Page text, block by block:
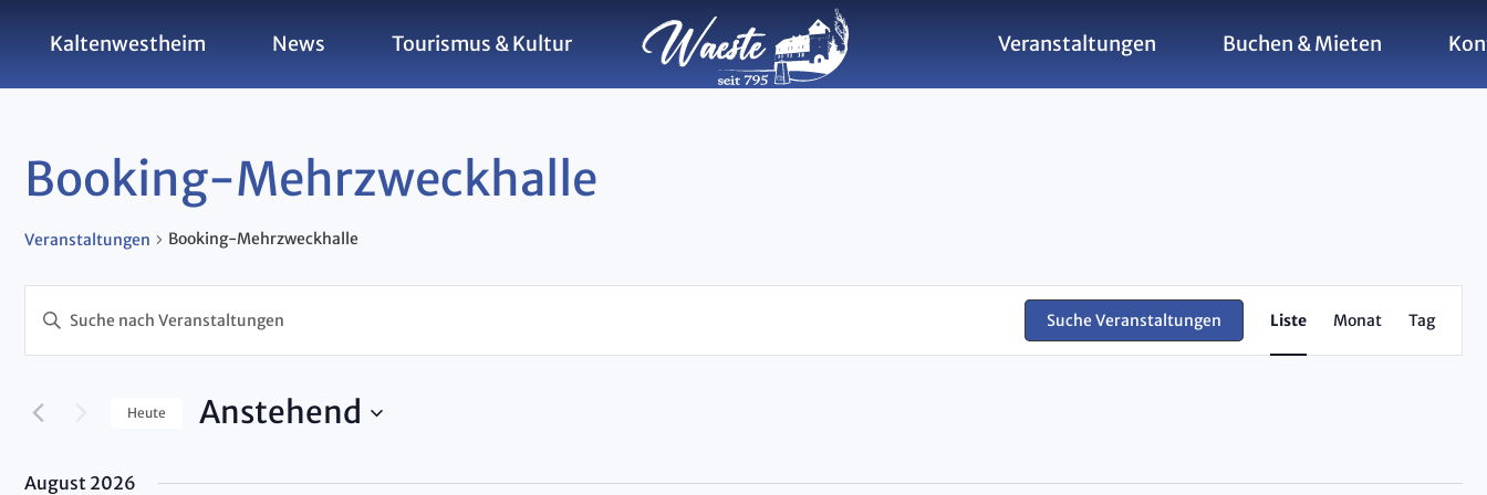
Kaltenwestheim News Tourismus & Kultur Veranstaltungen Buchen & Mieten
Booking-Mehrzweckhalle
Veranstaltungen Booking-Mehrzweckhalle
Veranstaltungen
Suche
Bitte
Suche
nach
Schlüsselwort.
Suche Veranstaltungen Liste Monat Tag
Heute Anstehend
August 2026